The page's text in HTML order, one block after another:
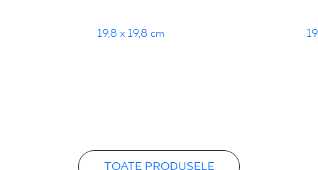
19,8 x 19,8 cm
TOATE PRODUSELE